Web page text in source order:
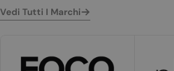
Vedi Tutti I Marchi